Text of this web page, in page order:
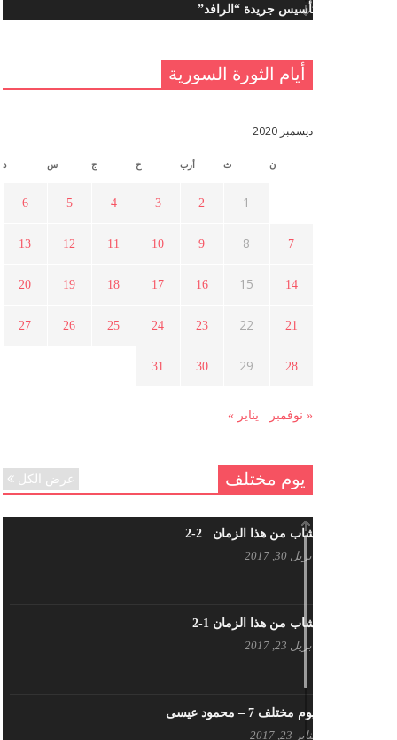
تأسيس جريدة “الرافد”
القدس والربيع العربي في ندوة لحزب
أسبوع ثقافي في ذكرى الاستقلال
الثورة السورية ؟
في الثورة السورية ؟
أيام الثورة السورية
ديسمبر 2020
ن ث أرب خ ج س د
1
2
3
4
5
6
7
8
9
10
11
12
13
14
15
16
17
18
19
20
21
22
23
24
25
26
27
28
29
30
31
« نوفمبر يناير »
يوم مختلف عرض الكل
شاب من هذا الزمان 2-2
أبريل 30, 2017
شاب من هذا الزمان 1-2
أبريل 23, 2017
يوم مختلف 7 – محمود عيسى
يناير 23, 2017